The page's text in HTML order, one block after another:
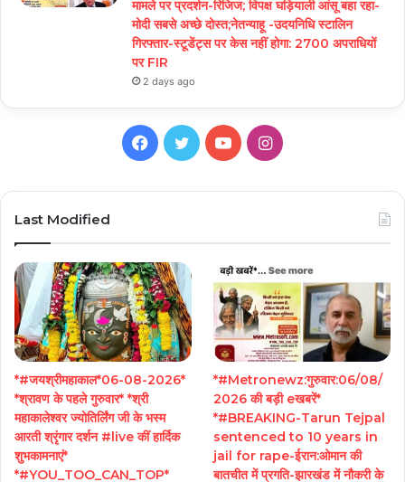
मामले पर प्रदर्शन-रिजिज; विपक्ष घड़ियाली आंसू बहा रहा-
मोदी सबसे अच्छे दोस्त;नेतन्याहू -उदयनिधि स्टालिन
गिरफ्तार-स्टूडेंट्स पर केस नहीं होगा: 2700 अपराधियों
पर FIR
2 days ago
Facebook
TwitterYouTubeInstagram
Last Modified
*#जयश्रीमहाकाल*06-08-2026*
*श्रावण के पहले गुरुवार* *श्री
महाकालेश्वर ज्योतिर्लिंग जी के भस्म
आरती श्रृंगार दर्शन #live कीं हार्दिक
शुभकामनाएं*
*#YOU_TOO_CAN_TOP*
*#Metronewz:गुरुवार:06/08/
2026 की बड़ी eखबरें*
*#BREAKING-Tarun Tejpal
sentenced to 10 years in
jail for rape-ईरान:ओमान की
बातचीत में प्रगति-झारखंड में नौकरी के